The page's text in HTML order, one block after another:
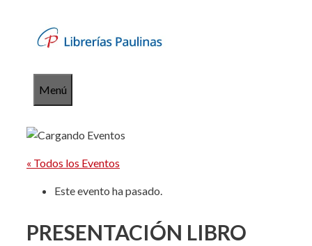
contenido
Menú
« Todos los Eventos
Este evento ha pasado.
PRESENTACIÓN LIBRO